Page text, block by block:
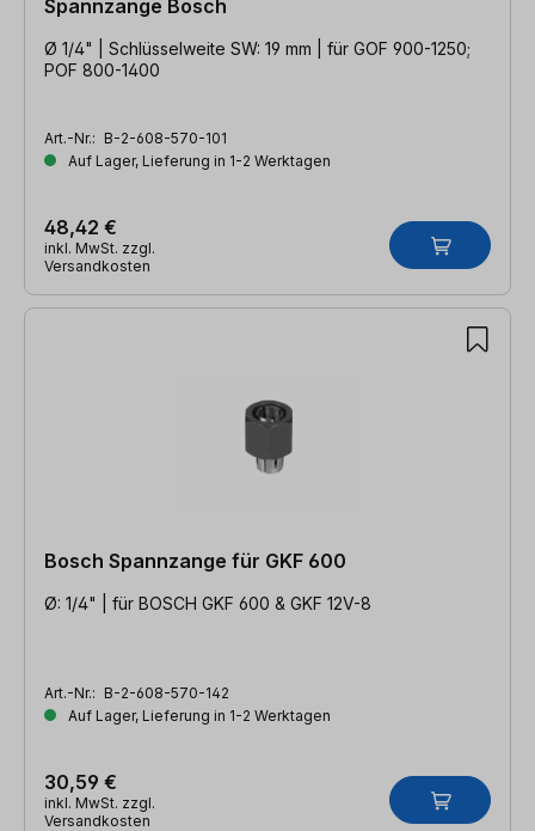
Spannzange Bosch
Ø 1/4" | Schlüsselweite SW: 19 mm | für GOF 900-1250;
POF 800-1400
Art.-Nr.: B-2-608-570-101
Auf Lager, Lieferung in 1-2 Werktagen
48,42 €
inkl. MwSt. zzgl.
Versandkosten
Bosch Spannzange für GKF 600
Ø: 1/4" | für BOSCH GKF 600 & GKF 12V-8
Art.-Nr.: B-2-608-570-142
Auf Lager, Lieferung in 1-2 Werktagen
30,59 €
inkl. MwSt. zzgl.
Versandkosten